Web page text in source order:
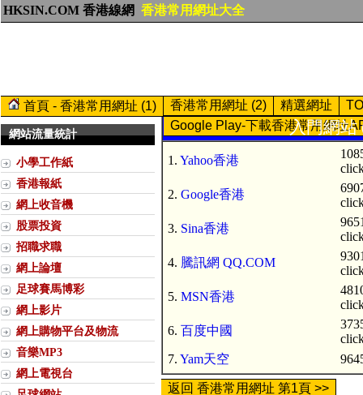
HKSIN.COM 香港線網 香港常用網址大全
首頁 - 香港常用網址 (1) 香港常用網址 (2) 精選網址
Google Play-下載香港常用網址
網站流量統計
小學工作紙
香港報紙
網上收音機
股票投資
招職求職
網上論壇
足球賽馬博彩
網上影片
網上購物平台及物流
音樂MP3
網上電視台
入門網站
1. Yahoo香港
2. Google香港
3. Sina香港
4. 騰訊網 QQ.COM
5. MSN香港
6. 百度中國
7. Yam天空
返回 香港常用網址 第1頁 >>